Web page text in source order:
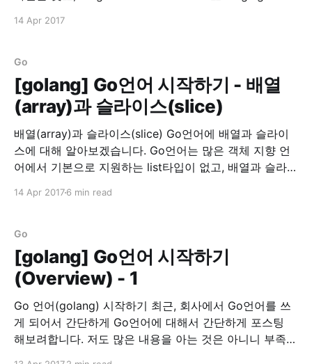
지지 않습니다.
14 Apr 2017
Go
[golang] Go언어 시작하기 - 배열
(array)과 슬라이스(slice)
배열(array)과 슬라이스(slice) Go언어에 배열과 슬라이
스에 대해 알아보겠습니다. Go언어는 많은 객체 지향 언
어에서 기본으로 지원하는 list타입이 없고, 배열과 슬라이
를 선언하고, 타입(type) 뒤에 초기화 할 값을 넣어줍니
[...]int{1,2,
14 Apr 20176 min read
Go
[golang] Go언어 시작하기
(Overview) - 1
Go 언어(golang) 시작하기 최근, 회사에서 Go언어를 쓰
게 되어서 간단하게 Go언어에 대해서 간단하게 포스팅
해보려합니다. 저도 많은 내용을 아는 것은 아니니 부족한